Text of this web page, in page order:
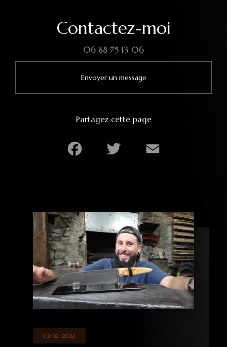
Contactez-moi
06 88 75 13 06
Envoyer un message
Partagez cette page
03/08/2026